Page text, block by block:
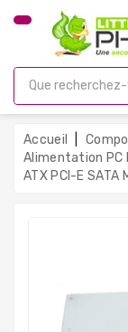
CATÉGORIE
Gamer
Unités
Centrales
Reconditionnées
Accueil
Alimentation PC
ATX PCI-E SATA